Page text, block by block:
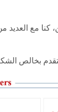
كنا مع العديد